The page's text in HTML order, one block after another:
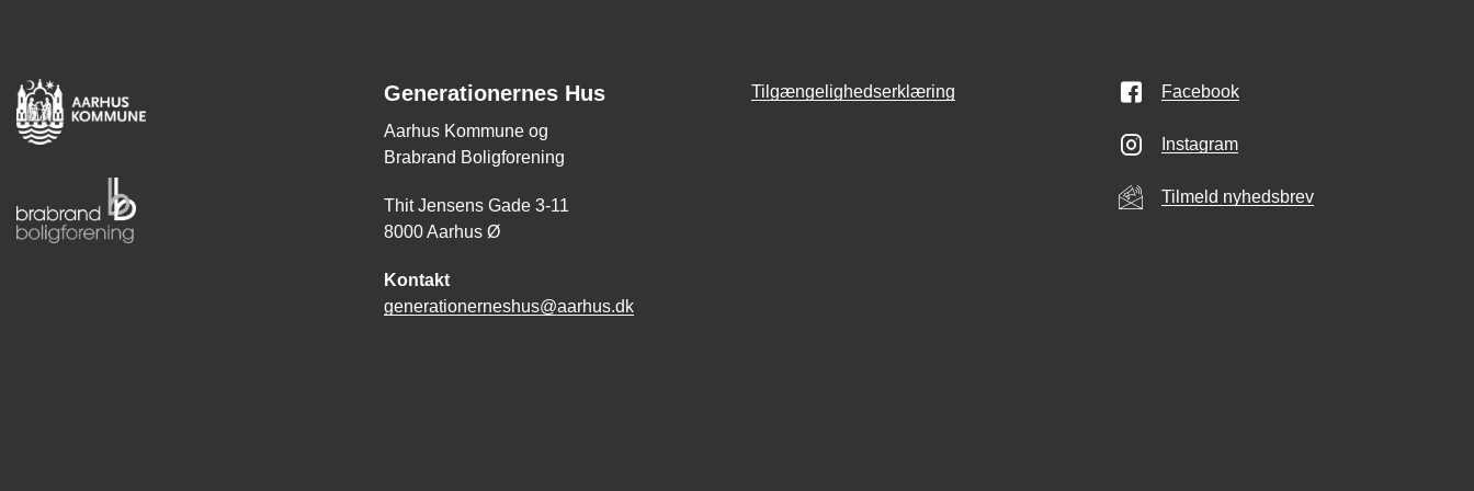
Generationernes Hus
Aarhus Kommune og
Brabrand Boligforening
Thit Jensens Gade 3-11
8000 Aarhus Ø
Kontakt
generationerneshus@aarhus.dk
Tilgængelighedserklæring Facebook
Instagram
Tilmeld nyhedsbrev